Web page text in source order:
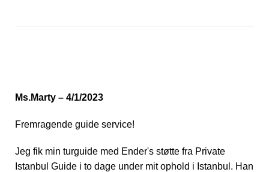
Ms.Marty – 4/1/2023
Fremragende guide service!
Jeg fik min turguide med Ender's støtte fra Private
Istanbul Guide i to dage under mit ophold i Istanbul. Han